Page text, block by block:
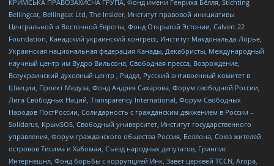
КРИМСЬКА ПРАВОЗАХИСНА ГРУПА, Фонд имени Генриха Бёлля, Stichting
Bellingcat, Bellingcat Ltd, The Insider, Институт правовой инициативы
Центральной и Восточной Европы, Фонд Открытой Эстонии, Calvert 22
Foundation, Канадский украинский конгресс, Институт Макдональда-Лорье,
Украинская национальная федерация Канады, Декабристы, Международный
научный центр им Вудро Вильсона, Свободная пресса, Возрождение,
Всеукраинский духовный центр , Риддл, Русский антивоенный комитет в
Швеции, Проект Медуза, Фонд Андрея Сахарова, Форум свободной России,
Лига Свободных Наций, Transparеncy International, Форум Свободных
Народов ПостРоссии, Солидарность с гражданским движением в России –
Solidarus, КрымSOS, Свободный университет, Институт государственного
управления, Форум гражданского общества Россия, Беллона, Союз жителей
островов Тисима и Хабомаи, Съезд народных депутатов, Гринпис
Интернешнл, Фонд борьбы с коррупцией Инк, Завет церквей TCCN, Агора,